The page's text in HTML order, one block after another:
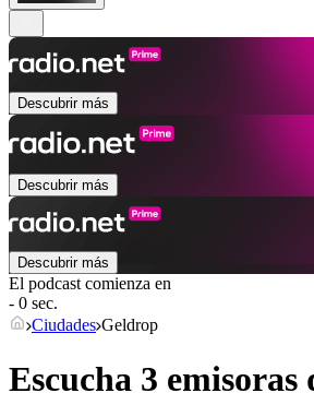
Descubrir más
Descubrir más
Descubrir más
El podcast comienza en
- 0 sec.
Ciudades Geldrop
Escucha 3 emisoras